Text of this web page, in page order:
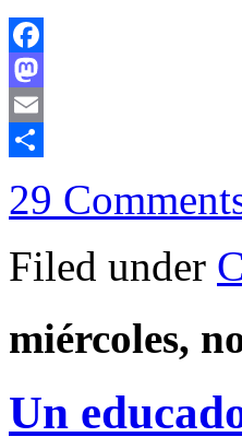
Facebook
Mastodon
Email
29
Filed under
miércoles,
Un